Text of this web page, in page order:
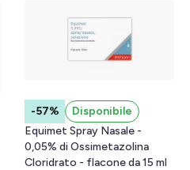
-57%
Disponibile
Equimet Spray Nasale -
0,05% di Ossimetazolina
Cloridrato - flacone da 15 ml